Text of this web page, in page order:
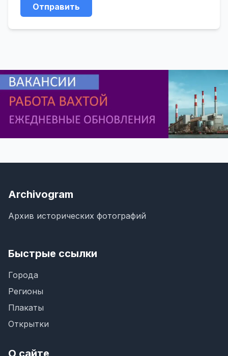
Отправить
Archivogram
Архив исторических фотографий
Быстрые ссылки
Города
Регионы
Плакаты
Открытки
О сайте